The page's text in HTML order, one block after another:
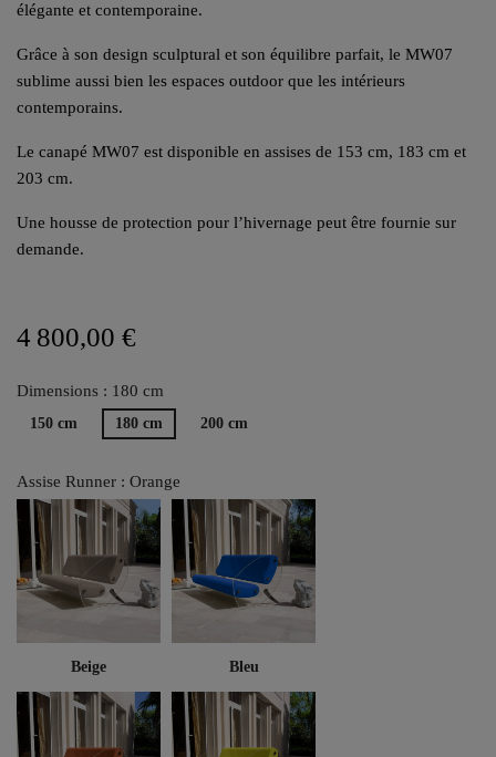
élégante et contemporaine.
Grâce à son design sculptural et son équilibre parfait, le MW07
sublime aussi bien les espaces outdoor que les intérieurs
contemporains.
Le canapé MW07 est disponible en assises de 153 cm, 183 cm et
203 cm.
Une housse de protection pour l’hivernage peut être fournie sur
demande.
4 800,00 €
Dimensions : 180 cm
150 cm 180 cm 200 cm
Assise Runner : Orange
Beige Bleu